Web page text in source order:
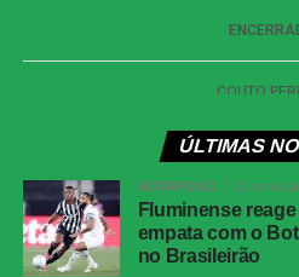
ÚLTIMAS
BOTAFOGO 11 horas
Fluminense
empata com o
no Brasileirão